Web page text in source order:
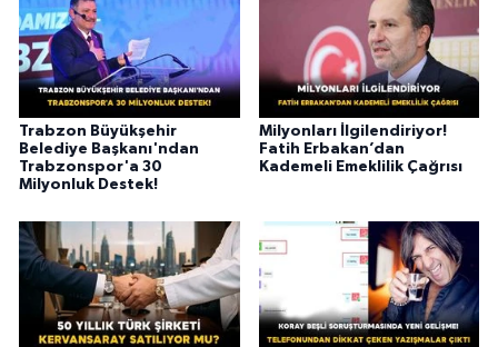
Trabzon Büyükşehir
Belediye Başkanı'ndan
Trabzonspor'a 30
Milyonluk Destek!
Milyonları İlgilendiriyor!
Fatih Erbakan’dan
Kademeli Emeklilik Çağrısı